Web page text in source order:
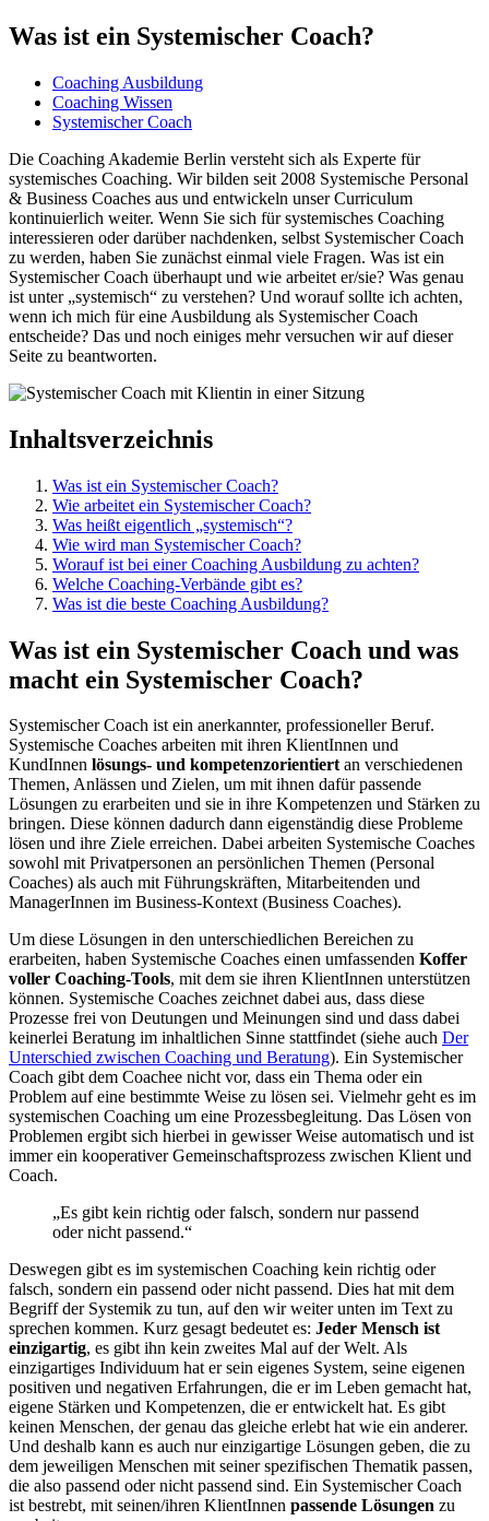
Was ist ein Systemischer Coach?
Coaching Ausbildung
Coaching Wissen
Systemischer Coach
Die Coaching Akademie Berlin versteht sich als Experte für
systemisches Coaching. Wir bilden seit 2008 Systemische Personal
& Business Coaches aus und entwickeln unser Curriculum
kontinuierlich weiter. Wenn Sie sich für systemisches Coaching
interessieren oder darüber nachdenken, selbst Systemischer Coach
zu werden, haben Sie zunächst einmal viele Fragen. Was ist ein
Systemischer Coach überhaupt und wie arbeitet er/sie? Was genau
ist unter „systemisch“ zu verstehen? Und worauf sollte ich achten,
wenn ich mich für eine Ausbildung als Systemischer Coach
entscheide? Das und noch einiges mehr versuchen wir auf dieser
Seite zu beantworten.
Inhaltsverzeichnis
Was ist ein Systemischer Coach?
Wie arbeitet ein Systemischer Coach?
Was heißt eigentlich „systemisch“?
Wie wird man Systemischer Coach?
Worauf ist bei einer Coaching Ausbildung zu achten?
Welche Coaching-Verbände gibt es?
Was ist die beste Coaching Ausbildung?
Was ist ein Systemischer Coach und was
macht ein Systemischer Coach?
Systemischer Coach ist ein anerkannter, professioneller Beruf.
Systemische Coaches arbeiten mit ihren KlientInnen und
KundInnen lösungs- und kompetenzorientiertan verschiedenen
Themen, Anlässen und Zielen, um mit ihnen dafür passende
Lösungen zu erarbeiten und sie in ihre Kompetenzen und Stärken zu
bringen. Diese können dadurch dann eigenständig diese Probleme
lösen und ihre Ziele erreichen. Dabei arbeiten Systemische Coaches
sowohl mit Privatpersonen an persönlichen Themen (Personal
Coaches) als auch mit Führungskräften, Mitarbeitenden und
ManagerInnen im Business-Kontext (Business Coaches).
Um diese Lösungen in den unterschiedlichen Bereichen zu
erarbeiten, haben Systemische Coaches einen umfassenden Koffer
voller Coaching-Tools, mit dem sie ihren KlientInnen unterstützen
können. Systemische Coaches zeichnet dabei aus, dass diese
Prozesse frei von Deutungen und Meinungen sind und dass dabei
keinerlei Beratung im inhaltlichen Sinne stattfindet (siehe auch Der
Unterschied zwischen Coaching und Beratung). Ein Systemischer
Coach gibt dem Coachee nicht vor, dass ein Thema oder ein
Problem auf eine bestimmte Weise zu lösen sei. Vielmehr geht es im
systemischen Coaching um eine Prozessbegleitung. Das Lösen von
Problemen ergibt sich hierbei in gewisser Weise automatisch und ist
immer ein kooperativer Gemeinschaftsprozess zwischen Klient und
Coach.
„Es gibt kein richtig oder falsch, sondern nur passend
oder nicht passend.“
Deswegen gibt es im systemischen Coaching kein richtig oder
falsch, sondern ein passend oder nicht passend. Dies hat mit dem
Begriff der Systemik zu tun, auf den wir weiter unten im Text zu
sprechen kommen. Kurz gesagt bedeutet es: Jeder Mensch ist
einzigartig, es gibt ihn kein zweites Mal auf der Welt. Als
einzigartiges Individuum hat er sein eigenes System, seine eigenen
positiven und negativen Erfahrungen, die er im Leben gemacht hat,
eigene Stärken und Kompetenzen, die er entwickelt hat. Es gibt
keinen Menschen, der genau das gleiche erlebt hat wie ein anderer.
Und deshalb kann es auch nur einzigartige Lösungen geben, die zu
dem jeweiligen Menschen mit seiner spezifischen Thematik passen,
die also passend oder nicht passend sind. Ein Systemischer Coach
ist bestrebt, mit seinen/ihren KlientInnen passende Lösungen zu